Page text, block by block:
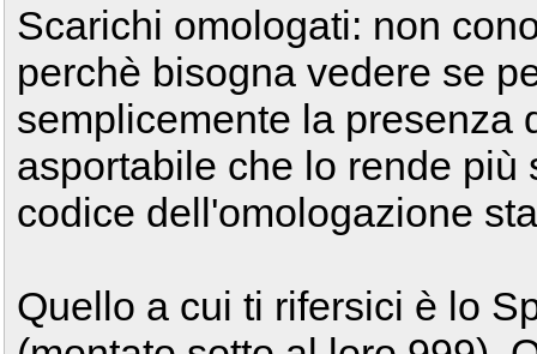
Scarichi omologati: non
perchè bisogna vedere se
semplicemente la presenza
asportabile che lo rende
codice dell'omologazione
Quello a cui ti rifersici è lo